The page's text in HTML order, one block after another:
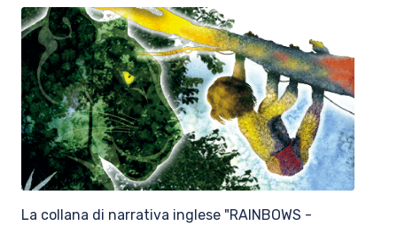
La collana di narrativa inglese "RAINBOWS -